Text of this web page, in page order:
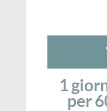
1
per